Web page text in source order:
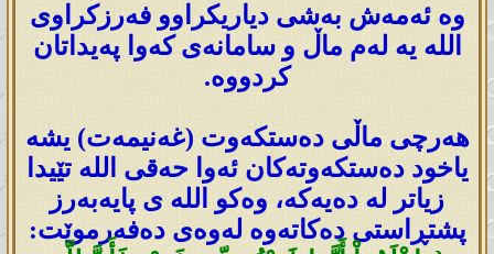
وە ئەمەش بەشی دیاریکراوو فەرزکراوی
اللە یە لەم ماڵ و سامانەی کەوا پەیداتان
کردووە.
ھەرچی ماڵی دەستکەوت (غەنیمەت) یشە
یاخود دەستکەوتەکان ئەوا حەقی اللە تێیدا
زیاتر لە دەیەکە، وەکو اللە ی پایەبەرز
پشتڕاستی دەکاتەوە لەوەی دەفەرموێت: